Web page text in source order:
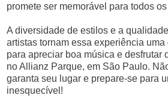
promete ser memorável para todos
A diversidade de estilos e a
artistas tornam essa experiência
para apreciar boa música e desfrutar
no Allianz Parque, em São Paulo.
garanta seu lugar e prepare-se para
inesquecível!